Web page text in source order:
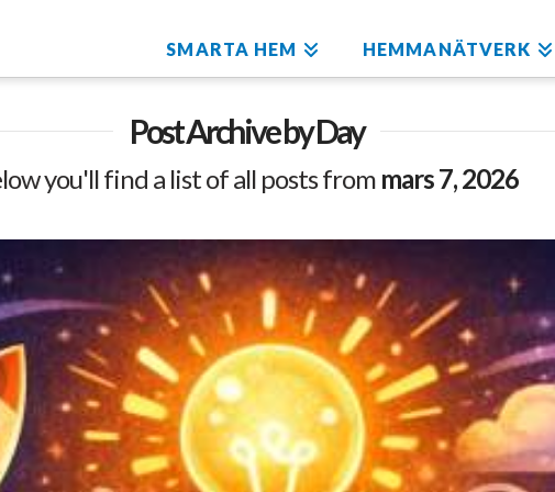
SMARTA HEM HEMMANÄTVERK
Post Archive by Day
you'll find a list of all posts from mars 7, 2026